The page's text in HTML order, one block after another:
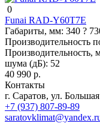
0
Funai RAD-Y60T7E
Габариты, мм: 340 ?
Производительность
Производительность,
шума (дБ): 52
40 990 р.
Контакты
г. Саратов, ул.
+7 (937) 807-89-89